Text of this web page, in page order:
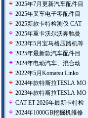
2025年7月更新汽车配件目
2025年叉车电子零配件目
2025新款卡特检测仪 CAT
2025年重卡沃尔沃奔驰曼
2023年5月宝马格压路机等
2025年最新款汽车配件目
2024年电动汽车、混合动
2022年5月Komatsu Linko
2024年款特斯拉TESLA MO
2023年款特斯拉TESLA MO
CAT ET 2026年最新卡特检
2024年1000GB挖掘机维修